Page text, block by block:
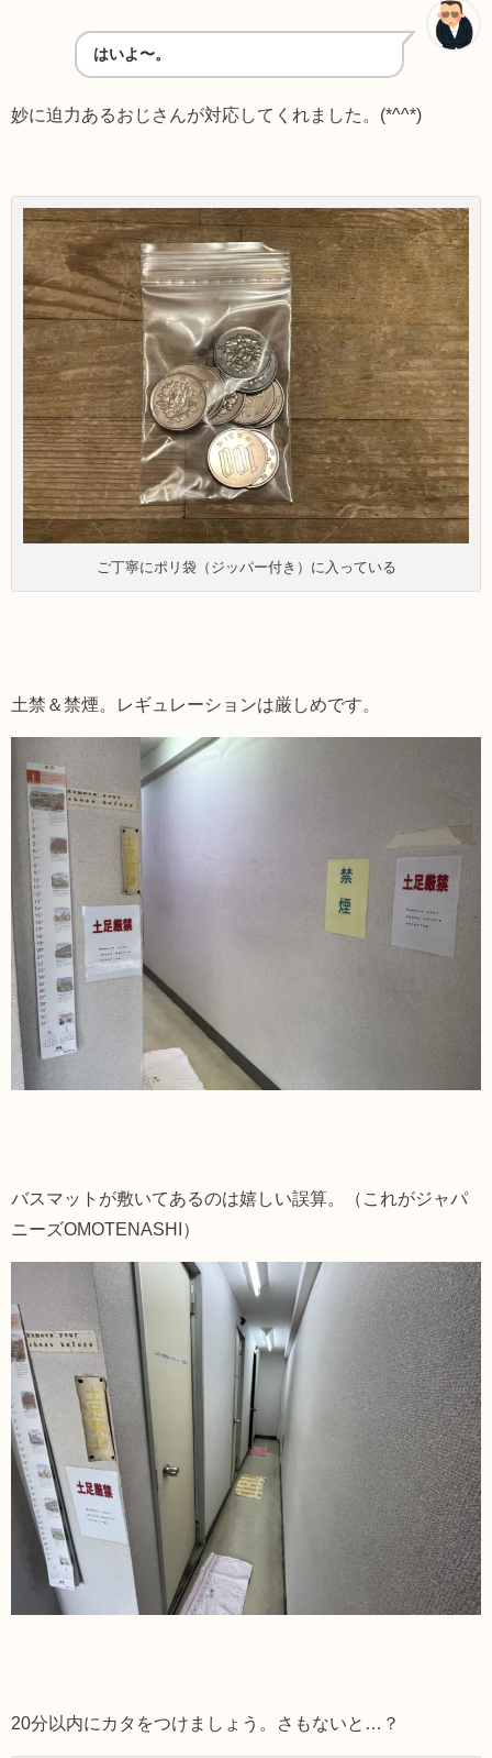
はいよ〜。
妙に迫力あるおじさんが対応してくれました。(*^^*)
ご丁寧にポリ袋（ジッパー付き）に入っている
土禁＆禁煙。レギュレーションは厳しめです。
バスマットが敷いてあるのは嬉しい誤算。（これがジャパ
ニーズOMOTENASHI）
20分以内にカタをつけましょう。さもないと…？